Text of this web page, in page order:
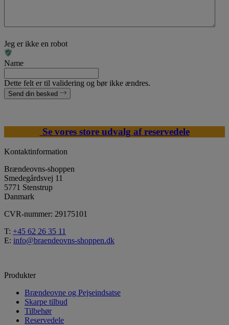
Jeg er ikke en robot
Name
Dette felt er til validering og bør ikke ændres.
Send din besked
Se vores store udvalg af reservedele
Kontaktinformation
Brændeovns-shoppen
Smedegårdsvej 11
5771 Stenstrup
Danmark
CVR-nummer: 29175101
T: +45 62 26 35 11
E: info@braendeovns-shoppen.dk
Produkter
Brændeovne og Pejseindsatse
Skarpe tilbud
Tilbehør
Reservedele